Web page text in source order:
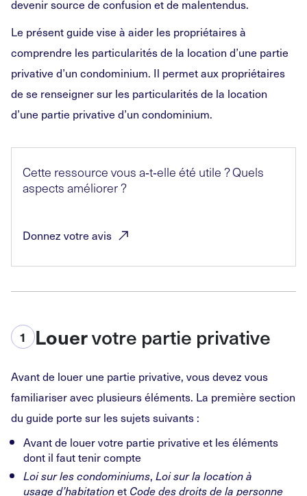
devenir source de confusion et de malentendus.
Le présent guide vise à aider les propriétaires à
comprendre les particularités de la location d’une partie
privative d’un condominium. Il permet aux propriétaires
de se renseigner sur les particularités de la location
d’une partie privative d’un condominium.
Cette ressource vous a‑t‑elle été utile ? Quels
aspects améliorer?
Donnez votre avis
1 Louervotre partie privative
Avant de louer une partie privative, vous devez vous
familiariser avec plusieurs éléments. La première section
du guide porte sur les sujets suivants :
Avant de louer votre partie privative et les éléments
dont il faut tenir compte
Loi sur les condominiums, Loi sur la location à
usage d’habitationet Code des droits de la personne